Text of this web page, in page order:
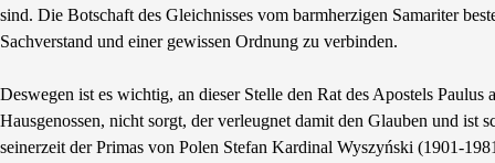
sind. Die Botschaft des Gleichnisses vom barmherzigen Samariter
Sachverstand und einer gewissen Ordnung zu verbinden.
Deswegen ist es wichtig, an dieser Stelle den Rat des Apostels
Hausgenossen, nicht sorgt, der verleugnet damit den Glauben und
seinerzeit der Primas von Polen Stefan Kardinal Wyszyński (1901-